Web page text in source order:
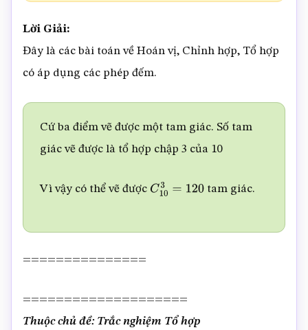
Lời Giải:
Đây là các bài toán về Hoán vị, Chỉnh hợp, Tổ hợp
có áp dụng các phép đếm.
Cứ ba điểm vẽ được một tam giác. Số tam
giác vẽ được là tổ hợp chập 3 của 10
Vì vậy có thể vẽ được C10 3= 120 tam giác.
===============
====================
Thuộc chủ đề: Trắc nghiệm Tổ hợp